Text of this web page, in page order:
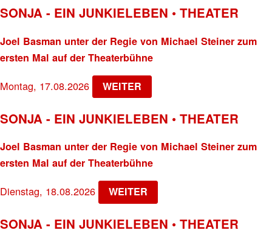
SONJA - EIN JUNKIELEBEN • THEATER
Joel Basman unter der Regie von Michael Steiner zum
ersten Mal auf der Theaterbühne
Montag, 17.08.2026 WEITER
SONJA - EIN JUNKIELEBEN • THEATER
Joel Basman unter der Regie von Michael Steiner zum
ersten Mal auf der Theaterbühne
Dienstag, 18.08.2026 WEITER
SONJA - EIN JUNKIELEBEN • THEATER